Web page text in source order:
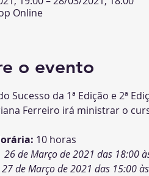
Online
o evento
Sucesso da 1ª Edição e 2ª
Ferreiro irá ministrar o
10 horas
26 de Março de 2021 das 18:00
de 2021 das 15:00 às